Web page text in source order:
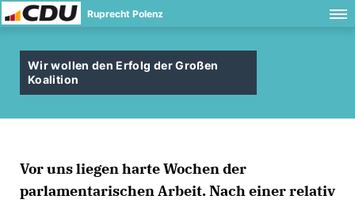
Ruprecht Polenz
Wir wollen den Erfolg der Großen
Koalition
Vor uns liegen harte Wochen der
parlamentarischen Arbeit. Nach einer relativ